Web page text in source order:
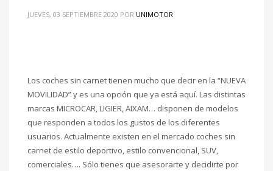
JUEVES, 03 SEPTIEMBRE 2020 POR UNIMOTOR
Los coches sin carnet tienen mucho que decir en la “NUEVA
MOVILIDAD” y es una opción que ya está aquí. Las distintas
marcas MICROCAR, LIGIER, AIXAM… disponen de modelos
que responden a todos los gustos de los diferentes
usuarios. Actualmente existen en el mercado coches sin
carnet de estilo deportivo, estilo convencional, SUV,
comerciales…. Sólo tienes que asesorarte y decidirte por